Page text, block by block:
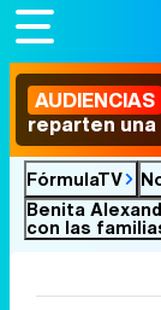
AUDIENCIAS
reparten
FórmulaTV
Benita
con las